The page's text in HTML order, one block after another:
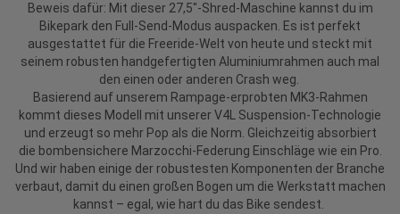
Beweis dafür: Mit dieser 27,5"-Shred-Maschine kannst du im
Bikepark den Full-Send-Modus auspacken. Es ist perfekt
ausgestattet für die Freeride-Welt von heute und steckt mit
seinem robusten handgefertigten Aluminiumrahmen auch mal
den einen oder anderen Crash weg.
Basierend auf unserem Rampage-erprobten MK3-Rahmen
kommt dieses Modell mit unserer V4L Suspension-Technologie
und erzeugt so mehr Pop als die Norm. Gleichzeitig absorbiert
die bombensichere Marzocchi-Federung Einschläge wie ein Pro.
Und wir haben einige der robustesten Komponenten der Branche
verbaut, damit du einen großen Bogen um die Werkstatt machen
kannst – egal, wie hart du das Bike sendest.